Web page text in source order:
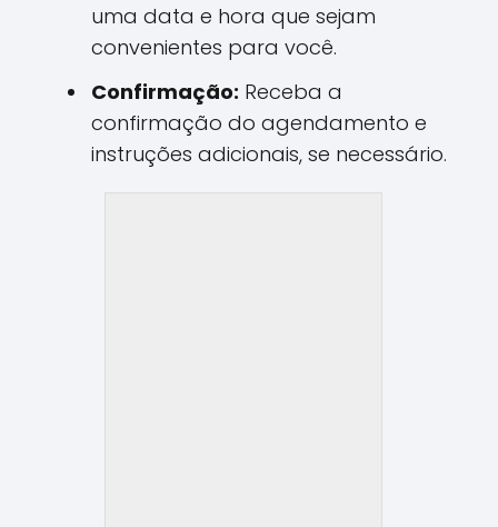
uma data e hora que sejam
convenientes para você.
Confirmação: Receba a
confirmação do agendamento e
instruções adicionais, se necessário.